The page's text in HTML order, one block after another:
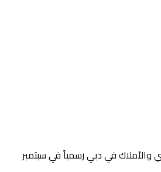
والأملاك في دبي رسمياً في سبتمبر